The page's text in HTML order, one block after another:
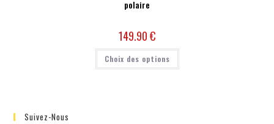
polaire
149.90€
Choix des options
Suivez-Nous